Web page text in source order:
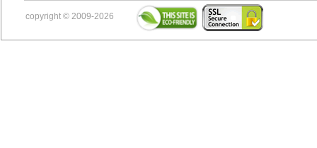
copyright © 2009-2026